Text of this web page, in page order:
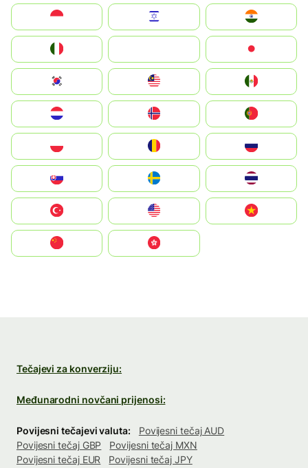
South Korea
United States
中國香港特別行政區
Tečajevi za konverziju:
Međunarodni novčani prijenosi:
Povijesni tečajevi valuta:
Povijesni tečaj AUD
Povijesni tečaj GBP
Povijesni tečaj MXN
Povijesni tečaj EUR
Povijesni tečaj JPY